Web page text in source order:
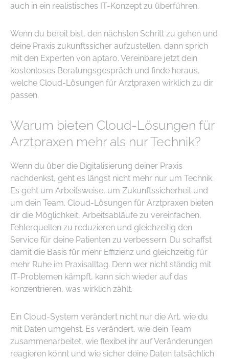
auch in ein realistisches IT-Konzept zu überführen.
Wenn du bereit bist, den nächsten Schritt zu gehen und
deine Praxis zukunftssicher aufzustellen, dann sprich
mit den Experten von aptaro. Vereinbare jetzt dein
kostenloses Beratungsgespräch und finde heraus,
welche Cloud-Lösungen für Arztpraxen wirklich zu dir
passen.
Warum bieten Cloud-Lösungen für
Arztpraxen mehr als nur Technik?
Wenn du über die Digitalisierung deiner Praxis
nachdenkst, geht es längst nicht mehr nur um Technik.
Es geht um Arbeitsweise, um Zukunftssicherheit und
um dein Team. Cloud-Lösungen für Arztpraxen bieten
dir die Möglichkeit, Arbeitsabläufe zu vereinfachen,
Fehlerquellen zu reduzieren und gleichzeitig den
Service für deine Patienten zu verbessern. Du schaffst
damit die Basis für mehr Effizienz und gleichzeitig für
mehr Ruhe im Praxisalltag. Denn wer nicht ständig mit
IT-Problemen kämpft, kann sich wieder auf das
konzentrieren, was wirklich zählt.
Ein Cloud-System verändert nicht nur die Art, wie du
mit Daten umgehst. Es verändert, wie dein Team
zusammenarbeitet, wie flexibel ihr auf Veränderungen
reagieren könnt und wie sicher deine Daten tatsächlich